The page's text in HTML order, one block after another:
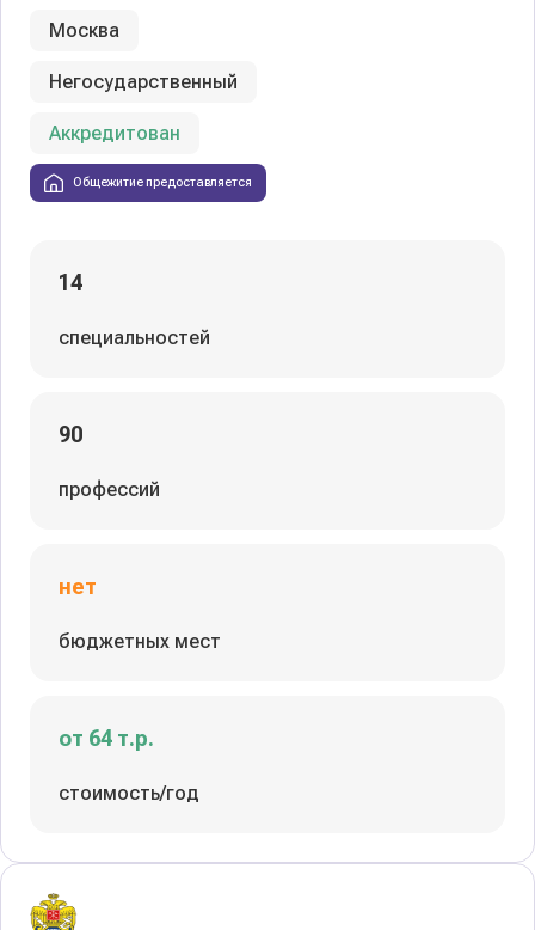
Москва
Негосударственный
Аккредитован
Общежитие предоставляется
14
специальностей
90
профессий
нет
бюджетных мест
от 64 т.р.
стоимость/год